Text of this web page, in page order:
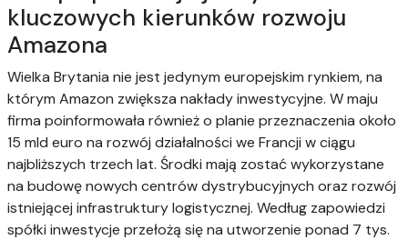
kluczowych kierunków rozwoju
Amazona
Wielka Brytania nie jest jedynym europejskim rynkiem, na
którym Amazon zwiększa nakłady inwestycyjne. W maju
firma poinformowała również o planie przeznaczenia około
15 mld euro na rozwój działalności we Francji w ciągu
najbliższych trzech lat. Środki mają zostać wykorzystane
na budowę nowych centrów dystrybucyjnych oraz rozwój
istniejącej infrastruktury logistycznej. Według zapowiedzi
spółki inwestycje przełożą się na utworzenie ponad 7 tys.